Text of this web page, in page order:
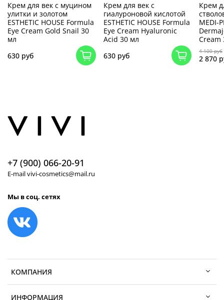
Крем для век с муцином
улитки и золотом
ESTHETIC HOUSE Formula
Eye Cream Gold Snail 30
мл
630 руб
Крем для век с
гиалуроновой кислотой
ESTHETIC HOUSE Formula
Eye Cream Hyaluronic
Acid 30 мл
630 руб
Крем
MEDI-
Cream
4 100 руб
2 870
КОМПАНИЯ
ИНФОРМАЦИЯ
+7 (900) 066-20-91
E-mail vivi-cosmetics@mail.ru
Мы в соц. сетях